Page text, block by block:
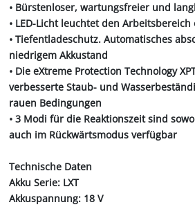
• Bürstenloser, wartungsfreier und
• LED-Licht leuchtet den
• Tiefentladeschutz. Automatisches
niedrigem Akkustand
• Die eXtreme Protection Technology
verbesserte Staub- und
rauen Bedingungen
• 3 Modi für die Reaktionszeit sind
auch im Rückwärtsmodus verfügbar
Technische Daten
Akku Serie: LXT
Akkuspannung: 18 V